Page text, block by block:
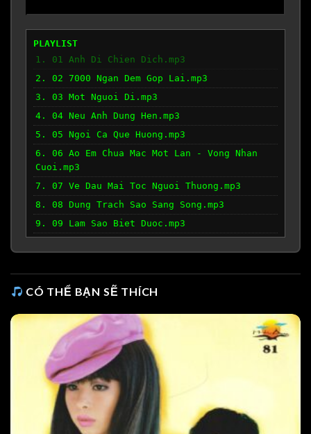
PLAYLIST
1. 01 Anh Di Chien Dich.mp3
2. 02 7000 Ngan Dem Gop Lai.mp3
3. 03 Mot Nguoi Di.mp3
4. 04 Neu Anh Dung Hen.mp3
5. 05 Ngoi Ca Que Huong.mp3
6. 06 Ao Em Chua Mac Mot Lan - Vong Nhan
Cuoi.mp3
7. 07 Ve Dau Mai Toc Nguoi Thuong.mp3
8. 08 Dung Trach Sao Sang Song.mp3
9. 09 Lam Sao Biet Duoc.mp3
13. 13 Tan Co Kiep Cam Ca.mp3
CÓ THỂ BẠN SẼ THÍCH